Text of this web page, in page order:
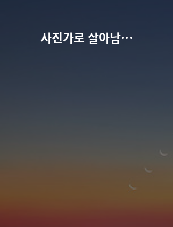
사진가로 살아남기-권오철의 별과 사진